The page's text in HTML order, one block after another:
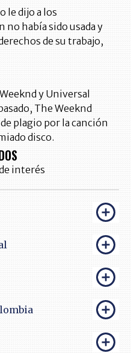
le dijo a los
no había sido usada y
de su trabajo,
y Universal
The Weeknd
plagio por la canción
disco.
interés